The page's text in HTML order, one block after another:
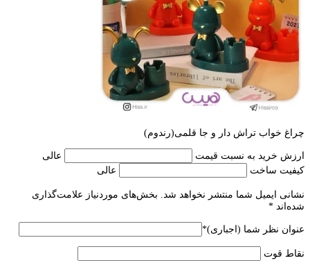
چراغ خواب تراش دار و جا قلمی(رندوم)
ارزش خرید به نسبت قیمت
عالی
کیفیت ساخت
عالی
نشانی ایمیل شما منتشر نخواهد شد. بخش‌های موردنیاز علامت‌گذاری
شده‌اند *
عنوان نظر شما (اجباری)*
نقاط قوت